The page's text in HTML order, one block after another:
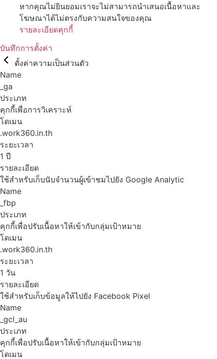
หากคุณไม่ยินยอมเราจะไม่สามารถนำเสนอเนื้อหาและ
โฆษณาได้ไม่ตรงกับความสนใจของคุณ
รายละเอียดคุกกี้
บันทึกการตั้งค่า
ตั้งค่าความเป็นส่วนตัว
Name
_ga
ประเภท
คุกกี้เพื่อการวิเคราะห์
โดเมน
.work360.in.th
ระยะเวลา
1 ปี
รายละเอียด
ใช้สำหรับเก็บนับจำนวนผู้เข้าชมไปยัง Google Analytic
Name
_fbp
ประเภท
คุกกี้เพื่อปรับเนื้อหาให้เข้ากับกลุ่มเป้าหมาย
โดเมน
.work360.in.th
ระยะเวลา
1 วัน
รายละเอียด
ใช้สำหรับเก็บข้อมูลให้ไปยัง Facebook Pixel
Name
_gcl_au
ประเภท
คุกกี้เพื่อปรับเนื้อหาให้เข้ากับกลุ่มเป้าหมาย
โดเมน